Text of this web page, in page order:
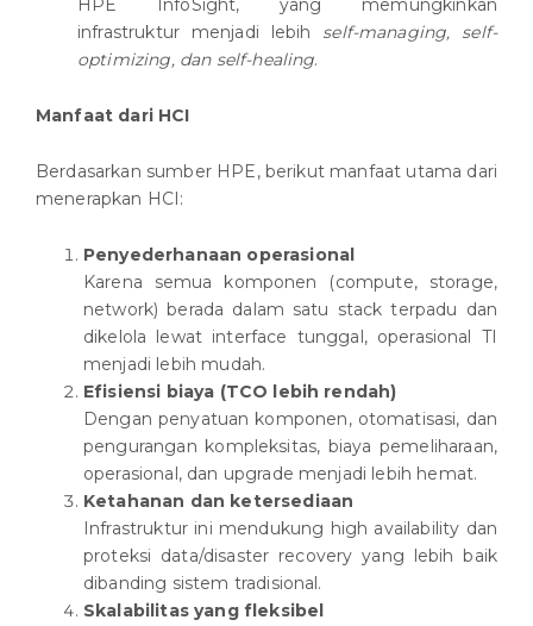
HPE InfoSight, yang memungkinkan
infrastruktur menjadi lebih self-managing, self-
optimizing, dan self-healing.
Manfaat dari HCI
Berdasarkan sumber HPE, berikut manfaat utama dari
menerapkan HCI:
Penyederhanaan operasional
Karena semua komponen (compute, storage,
network) berada dalam satu stack terpadu dan
dikelola lewat interface tunggal, operasional TI
menjadi lebih mudah.
Efisiensi biaya (TCO lebih rendah)
Dengan penyatuan komponen, otomatisasi, dan
pengurangan kompleksitas, biaya pemeliharaan,
operasional, dan upgrade menjadi lebih hemat.
Ketahanan dan ketersediaan
Infrastruktur ini mendukung high availability dan
proteksi data/disaster recovery yang lebih baik
dibanding sistem tradisional.
Skalabilitas yang fleksibel